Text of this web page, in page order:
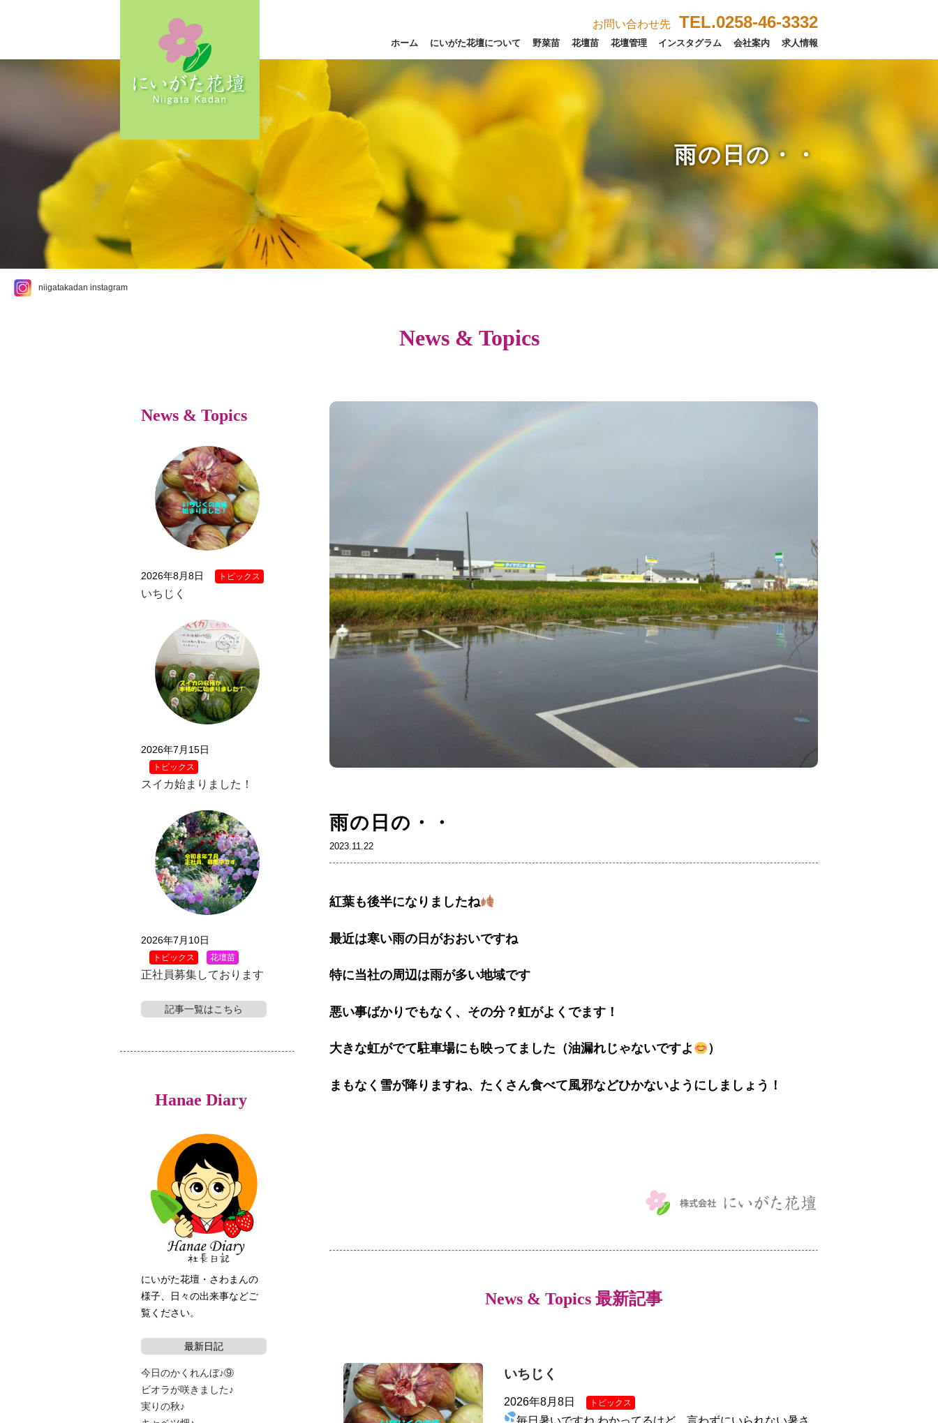
お問い合わせ先 TEL.0258-46-3332
ホーム にいがた花壇について 野菜苗 花壇苗 花壇管理 インスタグラム 会社案内 求人情報
niigatakadan instagram
雨の日の・・
News & Topics
雨の日の・・
2023.11.22
紅葉も後半になりましたね
最近は寒い雨の日がおおいですね
特に当社の周辺は雨が多い地域です
悪い事ばかりでもなく、その分？虹がよくでます！
大きな虹がでて駐車場にも映ってました（油漏れじゃないですよ ）
まもなく雪が降りますね、たくさん食べて風邪などひかないようにしましょう！
News & Topics 最新記事
いちじく
2026年8月8日 トピックス
毎日暑いですね わかってるけど、言わずにいられない暑さ
News & Topics
2026年8月8日 トピックス
いちじく
2026年7月15日
トピックス
スイカ始まりました！
2026年7月10日
トピックス 花壇苗
正社員募集しております
記事一覧はこちら
Hanae Diary
にいがた花壇・さわまんの
様子、日々の出来事などご
覧ください。
最新日記
今日のかくれんぼ♪⑨
ビオラが咲きました♪
実りの秋♪